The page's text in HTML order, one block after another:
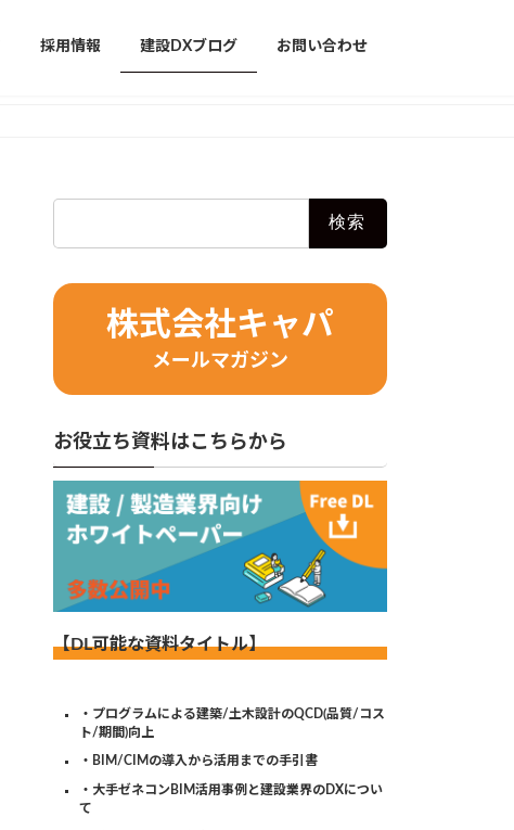
採用情報 建設DXブログ お問い合わせ
株式会社キャパ
メールマガジン
お役立ち資料はこちらから
【DL可能な資料タイトル】
・プログラムによる建築/土木設計のQCD(品質/コス
ト/期間)向上
・BIM/CIMの導入から活用までの手引書
・大手ゼネコンBIM活用事例と建設業界のDXについ
て